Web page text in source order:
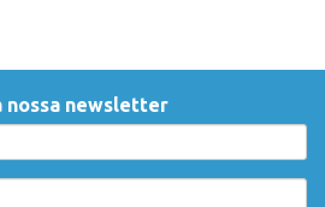
nossa newsletter